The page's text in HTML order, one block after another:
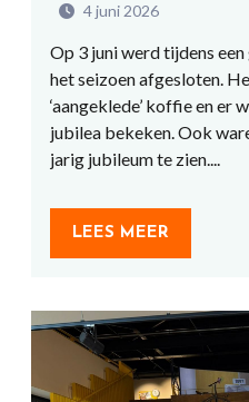
4 juni 2026
Op 3 juni werd tijdens
het seizoen afgesloten.
‘aangeklede’ koffie en er
jubilea bekeken. Ook
jarig jubileum te zien....
LEES MEER